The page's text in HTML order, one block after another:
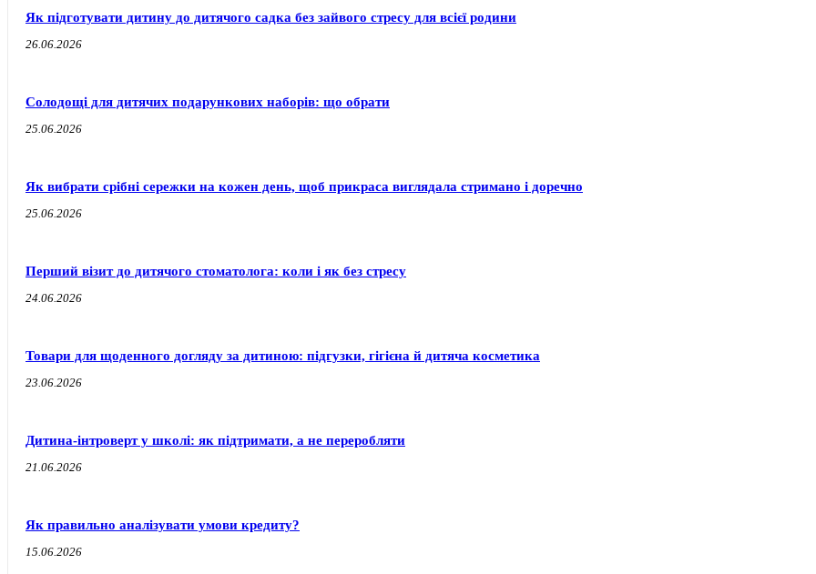
Як підготувати дитину до дитячого садка без зайвого стресу для всієї родини
26.06.2026
Солодощі для дитячих подарункових наборів: що обрати
25.06.2026
Як вибрати срібні сережки на кожен день, щоб прикраса виглядала стримано і доречно
25.06.2026
Перший візит до дитячого стоматолога: коли і як без стресу
24.06.2026
Товари для щоденного догляду за дитиною: підгузки, гігієна й дитяча косметика
23.06.2026
Дитина-інтроверт у школі: як підтримати, а не переробляти
21.06.2026
Як правильно аналізувати умови кредиту?
15.06.2026